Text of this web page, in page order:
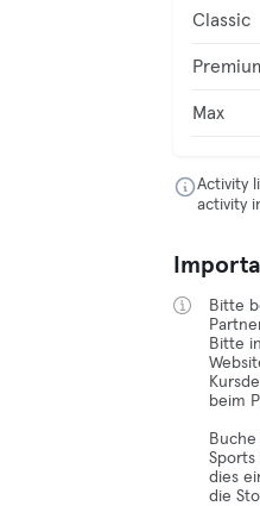
Classic
Max
Activity
activity
Bitte
Bitte
beim
dies
die